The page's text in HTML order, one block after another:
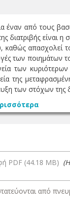
έναν από τους
διατριβής
απασχολεί
των
των
της
των στόχων της
PDF (44.18 MB)
από